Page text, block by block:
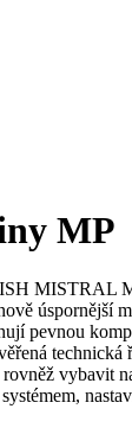
MP
MISTRAL
úspornější
pevnou
technická
vybavit